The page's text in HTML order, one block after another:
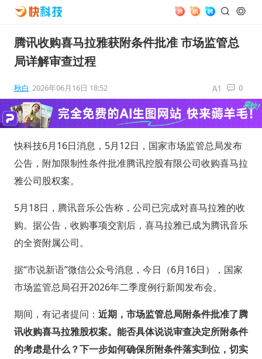
腾讯收购喜马拉雅获附条件批准 市场监管总
局详解审查过程
秋白 2026年06月16日 18:52 0
快科技6月16日消息，5月12日，国家市场监管总局发布
公告，附加限制性条件批准腾讯控股有限公司收购喜马拉
雅公司股权案。
5月18日，腾讯音乐公告称，公司已完成对喜马拉雅的收
购。据公告，收购事项交割后，喜马拉雅已成为腾讯音乐
的全资附属公司。
据“市说新语”微信公众号消息，今日（6月16日），国家
市场监管总局召开2026年二季度例行新闻发布会。
期间，有记者提问： 近期，市场监管总局附条件批准了腾
讯收购喜马拉雅股权案。能否具体说说审查决定所附条件
的考虑是什么？下一步如何确保所附条件落实到位，切实